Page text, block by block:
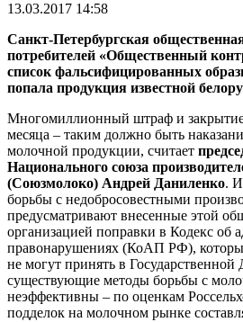
13.03.2017 14:58
Санкт-Петербургская
потребителей «Общественный
список фальсифицированных
попала продукция известной
Многомиллионный штраф и
месяца – таким должно быть
молочной продукции, считает
Национального союза
(Союзмолоко) Андрей Даниленко.
борьбы с недобросовестными
предусматривают внесенные этой
организацией поправки в Кодекс об
правонарушениях (КоАП РФ),
не могут принять в
существующие методы борьбы с
неэффективны – по оценкам
подделок на молочном рынке